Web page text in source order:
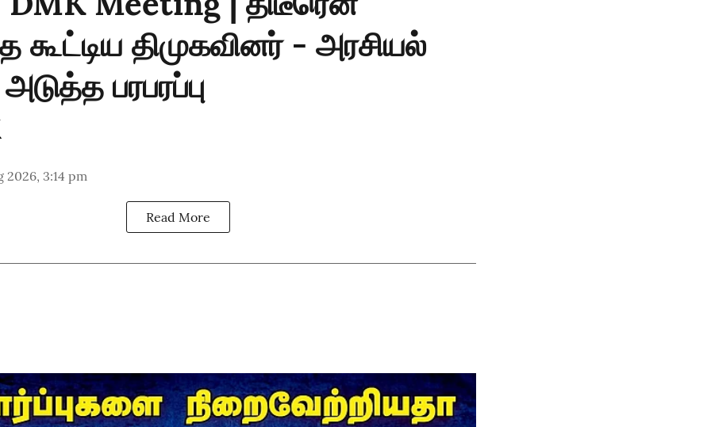
கூட்டிய திமுகவினர் - அரசியல்
பரபரப்பு
2026, 3:14 pm
Read More